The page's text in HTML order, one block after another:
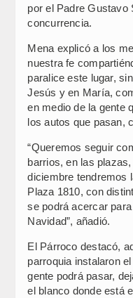
por el Padre Gustavo
concurrencia.
Mena explicó a los
nuestra fe
paralice este lugar,
Jesús y en María,
en medio de la gente
los autos que pasan,
“Queremos seguir
barrios, en las
diciembre tendremos
Plaza 1810, con
se podrá acercar
Navidad”, añadió.
El Párroco destacó,
parroquia instalaron
gente podrá pasar,
el blanco donde está